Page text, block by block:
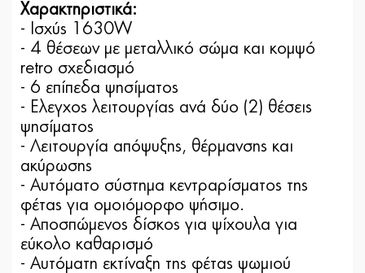
Χαρακτηριστικά:
- Ισχύς 1630W
- 4 θέσεων με μεταλλικό σώμα και κομψό
retro σχεδιασμό
- 6 επίπεδα ψησίματος
- Eλεγχος λειτουργίας ανά δύο (2) θέσεις
ψησίματος
- Λειτουργία απόψυξης, θέρμανσης και
ακύρωσης
- Αυτόματο σύστημα κεντραρίσματος της
φέτας για ομοιόμορφο ψήσιμο.
- Αποσπώμενος δίσκος για ψίχουλα για
εύκολο καθαρισμό
- Αυτόματη εκτίναξη της φέτας ψωμιού